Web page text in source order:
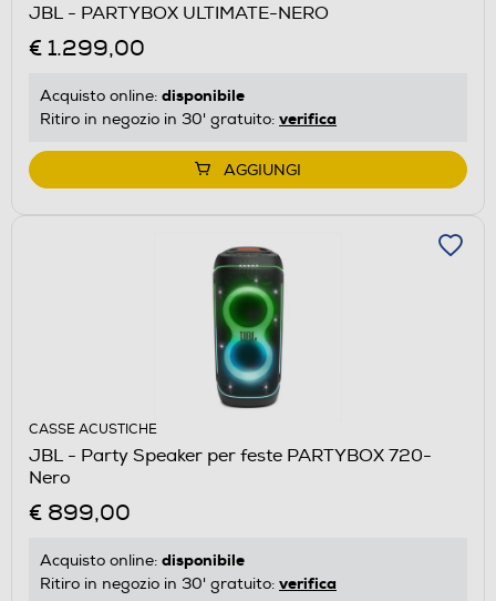
JBL - PARTYBOX ULTIMATE-NERO
€ 1.299,00
Acquisto online: disponibile
Ritiro in negozio in 30' gratuito: verifica
AGGIUNGI
CASSE ACUSTICHE
JBL - Party Speaker per feste PARTYBOX 720-
Nero
€ 899,00
Acquisto online: disponibile
Ritiro in negozio in 30' gratuito: verifica